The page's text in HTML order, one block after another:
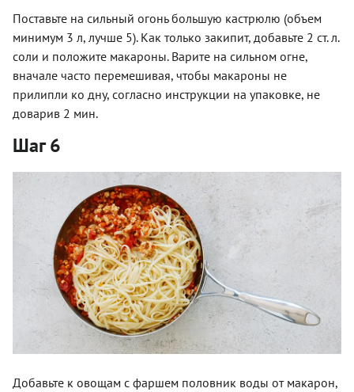
Поставьте на сильный огонь большую кастрюлю (объем
минимум 3 л, лучше 5). Как только закипит, добавьте 2 ст. л.
соли и положите макароны. Варите на сильном огне,
вначале часто перемешивая, чтобы макароны не
прилипли ко дну, согласно инструкции на упаковке, не
доварив 2 мин.
Шаг 6
Добавьте к овощам с фаршем половник воды от макарон,